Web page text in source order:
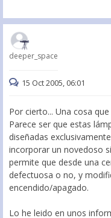
deeper_space
15 Oct 2005, 06:01
Por cierto... Una cosa
Parece ser que estas
diseñadas
incorporar un novedoso
permite que desde una
defectuosa o no, y
encendido/apagado.
Lo he leido en unos